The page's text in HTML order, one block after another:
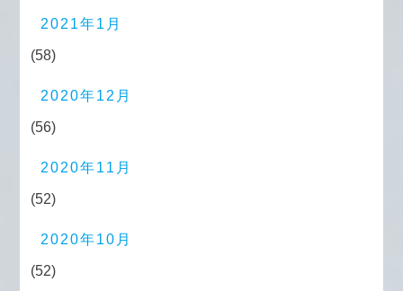
2021年1月
(58)
2020年12月
(56)
2020年11月
(52)
2020年10月
(52)